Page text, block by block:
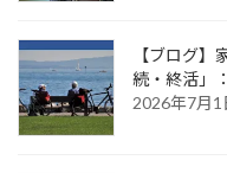
【ブログ
続・終活」
2026年7月1